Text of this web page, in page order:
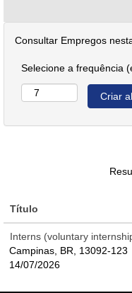
Consultar Empregos
Selecione a frequência
Título
Interns (voluntary
Campinas, BR, 13092-123
14/07/2026